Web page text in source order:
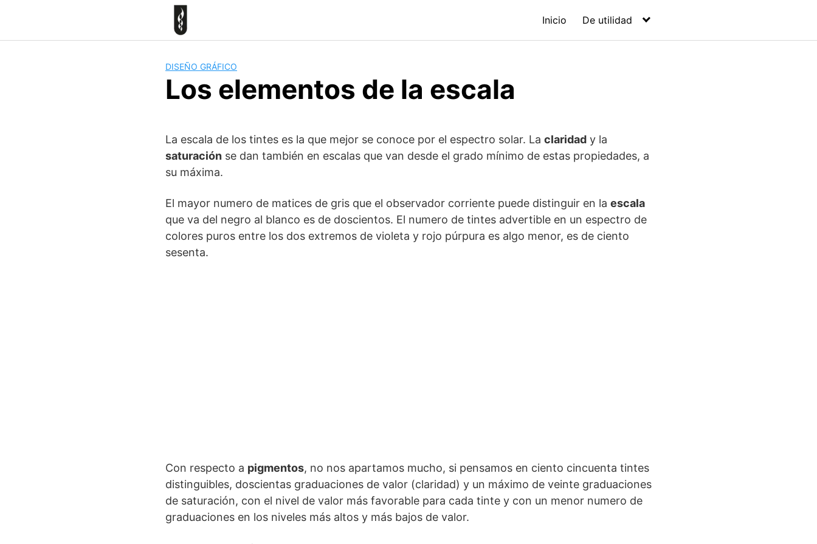
Inicio De utilidad
DISEÑO GRÁFICO
Los elementos de la escala
La escala de los tintes es la que mejor se conoce por el espectro solar. La claridad y la
saturación se dan también en escalas que van desde el grado mínimo de estas propiedades, a
su máxima.
El mayor numero de matices de gris que el observador corriente puede distinguir en la escala
que va del negro al blanco es de doscientos. El numero de tintes advertible en un espectro de
colores puros entre los dos extremos de violeta y rojo púrpura es algo menor, es de ciento
sesenta.
Con respecto a pigmentos, no nos apartamos mucho, si pensamos en ciento cincuenta tintes
distinguibles, doscientas graduaciones de valor (claridad) y un máximo de veinte graduaciones
de saturación, con el nivel de valor más favorable para cada tinte y con un menor numero de
graduaciones en los niveles más altos y más bajos de valor.